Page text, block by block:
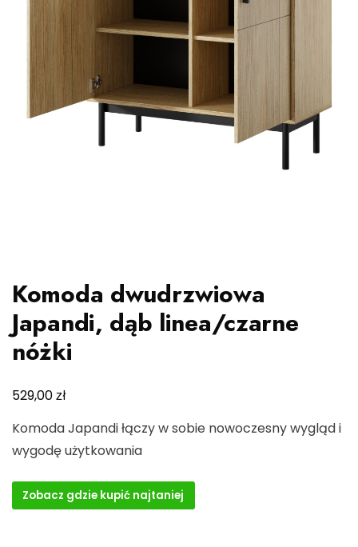
Komoda dwudrzwiowa
Japandi, dąb linea/czarne
nóżki
529,00zł
Komoda Japandi łączy w sobie nowoczesny wygląd i
wygodę użytkowania
Zobacz gdzie kupić najtaniej